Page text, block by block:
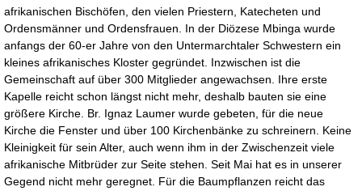
afrikanischen Bischöfen, den vielen Priestern, Katecheten und
Ordensmänner und Ordensfrauen. In der Diözese Mbinga wurde
anfangs der 60-er Jahre von den Untermarchtaler Schwestern ein
kleines afrikanisches Kloster gegründet. Inzwischen ist die
Gemeinschaft auf über 300 Mitglieder angewachsen. Ihre erste
Kapelle reicht schon längst nicht mehr, deshalb bauten sie eine
größere Kirche. Br. Ignaz Laumer wurde gebeten, für die neue
Kirche die Fenster und über 100 Kirchenbänke zu schreinern. Keine
Kleinigkeit für sein Alter, auch wenn ihm in der Zwischenzeit viele
afrikanische Mitbrüder zur Seite stehen. Seit Mai hat es in unserer
Gegend nicht mehr geregnet. Für die Baumpflanzen reicht das